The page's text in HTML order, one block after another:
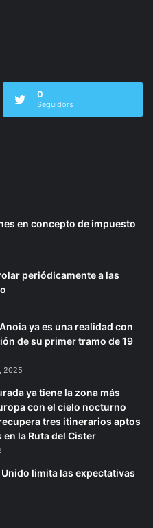
0
Seguidors
en concepto de impuesto
periódicamente a las
ya es una realidad con
de su primer tramo de 19
2025
ya tiene la zona más
con el cielo nocturno
tres itinerarios aptos
en la Ruta del Cister
limita las expectativas